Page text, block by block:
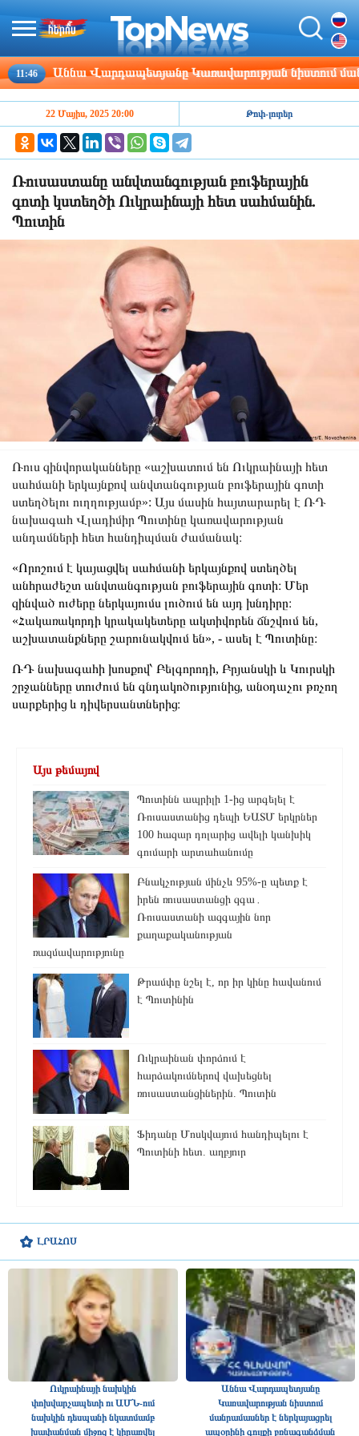
Աննա Վարդապետյանը Կառավարության նիստում
ԼՐԱՀՈՍ
Ուկրաինայի նախկին
փոխվարչապետի ու ԱՄՆ-ում
նախկին դեսպանի նկատմամբ
խափանման միջոց է կիրառվել
Աննա Վարդապետյանը
Կառավարության նիստում
մանրամասներ է ներկայացրել
ապօրինի գույքի բռնագանձման
22 Մայիս, 2025 20:00 Թոփ-լուրեր
Ռուսաստանը անվտանգության բուֆերային
գոտի կստեղծի Ուկրաինայի հետ սահմանին.
Պուտին
Ռուս զինվորականները «աշխատում են Ուկրաինայի հետ
սահմանի երկայնքով անվտանգության բուֆերային գոտի
ստեղծելու ուղղությամբ»: Այս մասին հայտարարել է ՌԴ
նախագահ Վլադիմիր Պուտինը կառավարության
անդամների հետ հանդիպման ժամանակ։
«Որոշում է կայացվել սահմանի երկայնքով ստեղծել
անհրաժեշտ անվտանգության բուֆերային գոտի։ Մեր
զինված ուժերը ներկայումս լուծում են այդ խնդիրը։
«Հակառակորդի կրակակետերը ակտիվորեն ճնշվում են,
աշխատանքները շարունակվում են», - ասել է Պուտինը։
ՌԴ նախագահի խոսքով՝ Բելգորոդի, Բրյանսկի և Կուրսկի
շրջանները տուժում են գնդակոծությունից, անօդաչու թռչող
սարքերից և դիվերսանտներից։
Այս թեմայով
Պուտինն ապրիլի 1-ից արգելել է
Ռուսաստանից դեպի ԵԱՏՄ երկրներ
100 հազար դոլարից ավելի կանխիկ
գումարի արտահանումը
Բնակչության մինչև 95%-ը պետք է
իրեն ռուսաստանցի զգա․
Ռուսաստանի ազգային նոր
քաղաքականության
ռազմավարությունը
Թրամփը նշել է, որ իր կինը հավանում
է Պուտինին
Ուկրաինան փորձում է
հարձակումներով վախեցնել
ռուսաստանցիներին. Պուտին
Ֆիդանը Մոսկվայում հանդիպելու է
Պուտինի հետ. աղբյուր